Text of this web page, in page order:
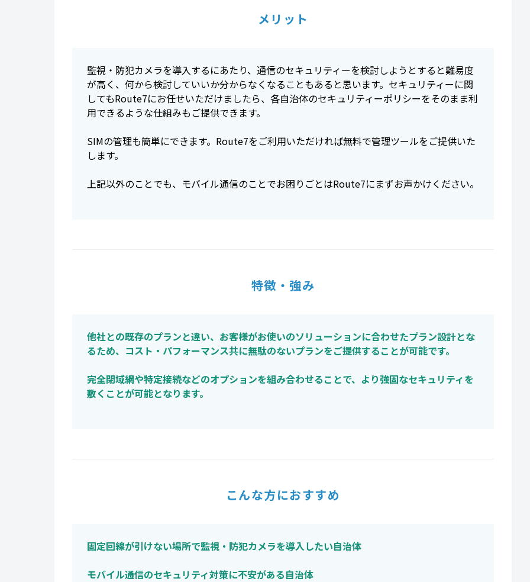
メリット
監視・防犯カメラを導入するにあたり、通信のセキュリティーを検討しようとすると難易度
が高く、何から検討していいか分からなくなることもあると思います。セキュリティーに関
してもRoute7にお任せいただけましたら、各自治体のセキュリティーポリシーをそのまま利
用できるような仕組みもご提供できます。
SIMの管理も簡単にできます。Route7をご利用いただければ無料で管理ツールをご提供いた
します。
上記以外のことでも、モバイル通信のことでお困りごとはRoute7にまずお声かけください。
特徴・強み
他社との既存のプランと違い、お客様がお使いのソリューションに合わせたプラン設計とな
るため、コスト・パフォーマンス共に無駄のないプランをご提供することが可能です。
完全閉域網や特定接続などのオプションを組み合わせることで、より強固なセキュリティを
敷くことが可能となります。
こんな方におすすめ
固定回線が引けない場所で監視・防犯カメラを導入したい自治体
モバイル通信のセキュリティ対策に不安がある自治体